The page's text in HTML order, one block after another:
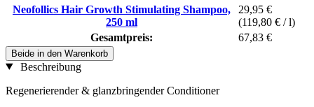
Neofollics Hair Growth Stimulating Shampoo,
250 ml
29,95 €
(119,80 € / l)
Gesamtpreis:
67,83 €
Beide in den Warenkorb
Beschreibung
Regenerierender & glanzbringender Conditioner